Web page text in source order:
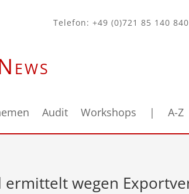
Telefon: +49 (0)721 85 140 840
Audit Workshops | A-Z
wegen